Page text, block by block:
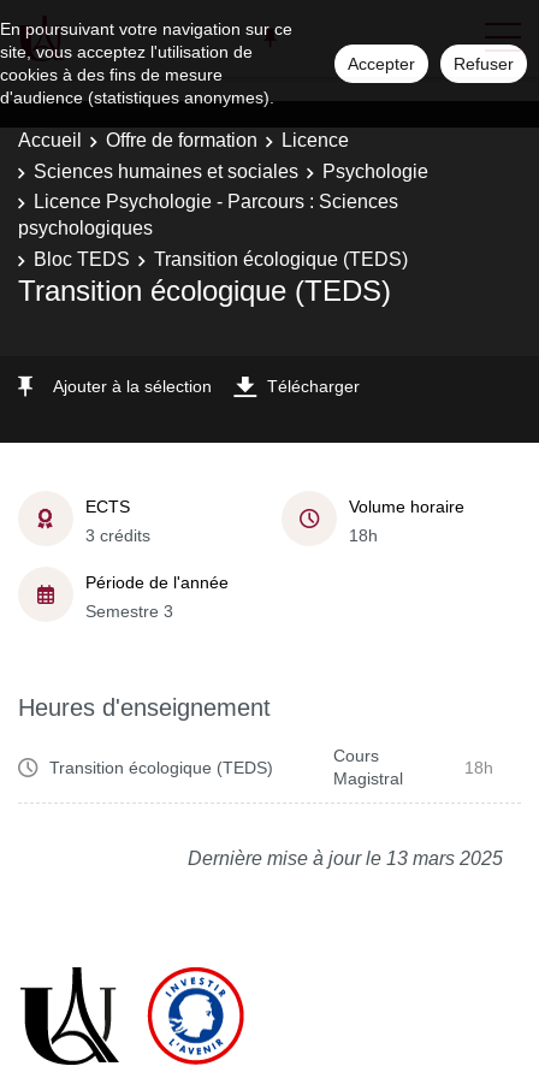
En poursuivant votre navigation sur ce
site, vous acceptez l'utilisation de
cookies à des fins de mesure
d'audience (statistiques anonymes).
Accepter Refuser
Accueil Offre de formation
Licence
Sciences humaines et sociales
Psychologie
Licence Psychologie - Parcours : Sciences
psychologiques
Bloc TEDS
Transition écologique (TEDS)
Transition écologique (TEDS)
Ajouter à la sélection Télécharger
ECTS
3 crédits
Volume horaire
18h
Période de l'année
Semestre 3
Heures d'enseignement
Transition écologique (TEDS)
Cours
Magistral
18h
Dernière mise à jour le 13 mars 2025